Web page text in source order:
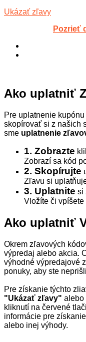
Ukázať zľavy
Pozrieť
Ako uplatniť
Pre uplatnenie
skopírovať si z našich
sme uplatnenie
1. Zobrazte
Zobrazí sa kód
2. Skopírujte
Zľavu si
3. Uplatnite si
Vložíte či
Ako uplatniť
Okrem zľavových
výpredaj alebo akcia.
výhodné výpredajové
ponuky, aby ste
Pre získanie týchto
"Ukázať zľavy" alebo
kliknutí na červené
informácie pre
alebo inej výhody.